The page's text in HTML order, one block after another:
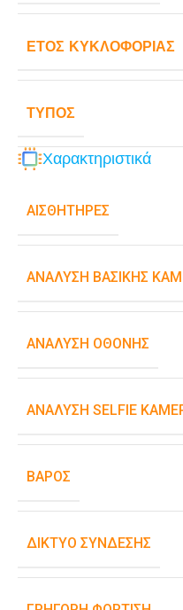
ΈΤΟΣ ΚΥΚΛΟΦΟΡΊΑΣ
ΤΎΠΟΣ
Χαρακτηριστικά
ΑΙΣΘΗΤΉΡΕΣ
ΑΝΆΛΥΣΗ ΒΑΣΙΚΉΣ
ΑΝΆΛΥΣΗ ΟΘΌΝΗΣ
ΑΝΆΛΥΣΗ SELFIE
ΒΆΡΟΣ
ΔΊΚΤΥΟ ΣΎΝΔΕΣΗΣ